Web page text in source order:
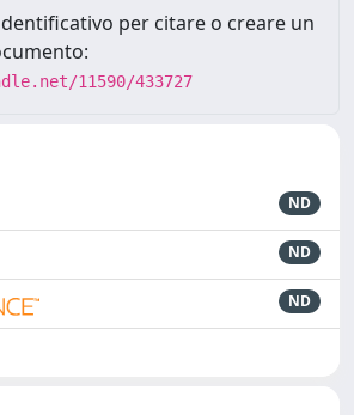
per citare o creare un
11590/433727
ND
ND
ND